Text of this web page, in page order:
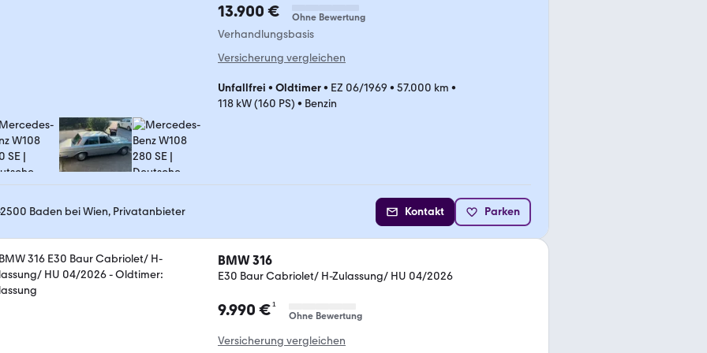
13.900 € Ohne Bewertung
Verhandlungsbasis
Versicherung vergleichen
Unfallfrei • Oldtimer• EZ 06/1969 • 57.000 km •
118 kW (160 PS) • Benzin
2500 Baden bei Wien, Privatanbieter Kontakt Parken
BMW 316
E30 Baur Cabriolet/ H-Zulassung/ HU 04/2026
9.990 €¹
Ohne Bewertung
Versicherung vergleichen